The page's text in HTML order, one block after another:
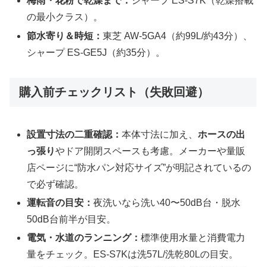
の最小クラス）。
節水寄り＆時短：東芝 AW-5GA4（約99L/約43分）、
シャープ ES-GE5J（約35分）。
購入前チェックリスト（失敗回避）
設置寸法の二重確認：本体寸法に加え、ホースの出
っ張りやドア開閉スペースも考慮。メーカーや量販
店ページに“防水パン対応サイズ”が明記されているの
で必ず確認。
運転音の目安：夜洗いなら洗い40〜50dB台・脱水
50dB台前半が目安。
電気・水道のランニング：標準使用水量と消費電力
量をチェック。ES-S7Kは洗57L/洗乾80Lの目安。